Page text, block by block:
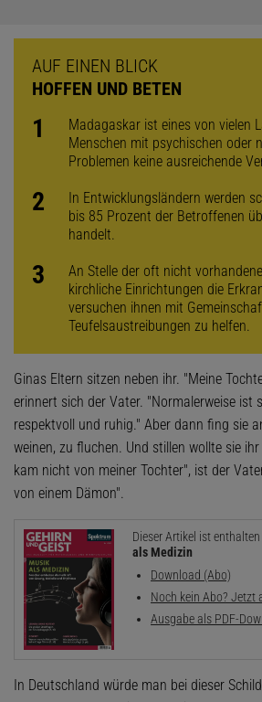
AUF EINEN BLICK
HOFFEN UND BETEN
Madagaskar ist eines von vielen
Menschen mit psychischen oder
Problemen keine ausreichende
In Entwicklungsländern werden
bis 85 Prozent der Betroffenen
handelt.
An Stelle der oft nicht
kirchliche Einrichtungen die
versuchen ihnen mit
Teufelsaustreibungen zu helfen.
Ginas Eltern sitzen neben ihr. "Meine
erinnert sich der Vater. "Normalerweise ist
respektvoll und ruhig." Aber dann fing sie
weinen, zu fluchen. Und stillen wollte sie
kam nicht von meiner Tochter", ist der
von einem Dämon".
Dieser Artikel ist enthalten
als Medizin
Download (Abo)
Noch kein Abo? Jetzt
Ausgabe als PDF-
In Deutschland würde man bei dieser